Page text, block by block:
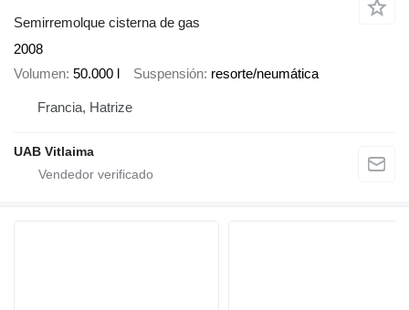
Semirremolque cisterna de gas
2008
Volumen 50.000 l Suspensión resorte/neumática
Francia, Hatrize
UAB Vitlaima